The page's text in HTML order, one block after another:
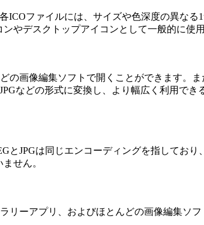
ファイルには、サイズや色深度の異な
やデスクトップアイコンとして一般的に使用
の画像編集ソフトで開くことができます。
などの形式に変換し、より幅広く利用で
JPGは同じエンコーディングを指してお
せん。
リーアプリ、およびほとんどの画像編集ソ